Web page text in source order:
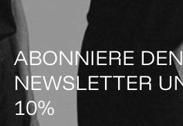
ABONNIERE DEN
NEWSLETTER
10%